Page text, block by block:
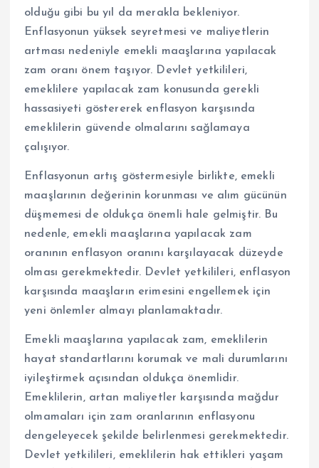
olduğu gibi bu yıl da merakla bekleniyor.
Enflasyonun yüksek seyretmesi ve maliyetlerin
artması nedeniyle emekli maaşlarına yapılacak
zam oranı önem taşıyor. Devlet yetkilileri,
emeklilere yapılacak zam konusunda gerekli
hassasiyeti göstererek enflasyon karşısında
emeklilerin güvende olmalarını sağlamaya
çalışıyor.
Enflasyonun artış göstermesiyle birlikte, emekli
maaşlarının değerinin korunması ve alım gücünün
düşmemesi de oldukça önemli hale gelmiştir. Bu
nedenle, emekli maaşlarına yapılacak zam
oranının enflasyon oranını karşılayacak düzeyde
olması gerekmektedir. Devlet yetkilileri, enflasyon
karşısında maaşların erimesini engellemek için
yeni önlemler almayı planlamaktadır.
Emekli maaşlarına yapılacak zam, emeklilerin
hayat standartlarını korumak ve mali durumlarını
iyileştirmek açısından oldukça önemlidir.
Emeklilerin, artan maliyetler karşısında mağdur
olmamaları için zam oranlarının enflasyonu
dengeleyecek şekilde belirlenmesi gerekmektedir.
Devlet yetkilileri, emeklilerin hak ettikleri yaşam